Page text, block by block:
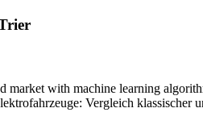
market with machine learning
Vergleich klassischer